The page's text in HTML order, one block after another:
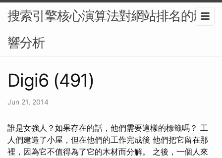
搜索引擎核心演算法對網站排名的影
響分析
Digi6 (491)
Jun 21, 2014
誰是女強人？如果存在的話，他們需要這樣的標籤嗎？ 工
人們建造了小屋，但在他們的工作完成後 他們把它留在那
裡，因為它不值得為了它的木材而分解。 之後，一個人來